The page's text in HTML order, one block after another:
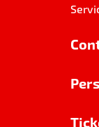
Pers